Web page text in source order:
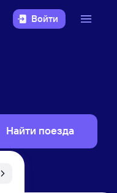
Войти
Найти поезда